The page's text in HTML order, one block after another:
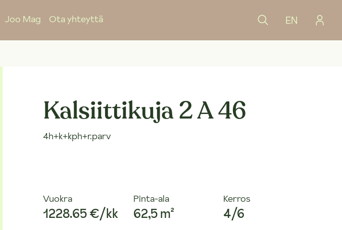
Joo Mag Ota yhteyttä EN
Kalsiittikuja 2 A 46
4h+k+kph+r.parv
Vuokra
1228.65 €/kk
Pinta-ala
62,5 m²
Kerros
4/6